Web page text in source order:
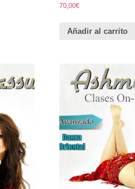
70,00€
Añadir al carrito